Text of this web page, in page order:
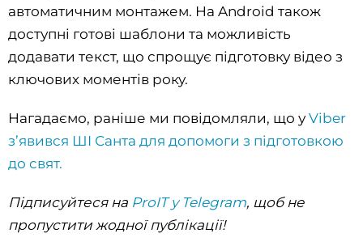
автоматичним монтажем. На Android також
доступні готові шаблони та можливість
додавати текст, що спрощує підготовку відео з
ключових моментів року.
Нагадаємо, раніше ми повідомляли, що у Viber
з’явився ШІ Санта для допомоги з підготовкою
до свят.
Підписуйтеся на ProIT у Telegram, щоб не
пропустити жодної публікації!